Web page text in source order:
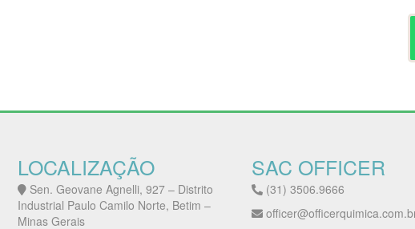
LOCALIZAÇÃO
Sen. Geovane Agnelli, 927 – Distrito
Industrial Paulo Camilo Norte, Betim –
Minas Gerais
SAC OFFICER
(31) 3506.9666